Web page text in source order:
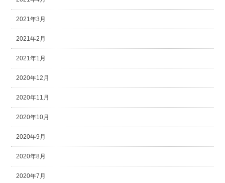
2021年3月
2021年2月
2021年1月
2020年12月
2020年11月
2020年10月
2020年9月
2020年8月
2020年7月